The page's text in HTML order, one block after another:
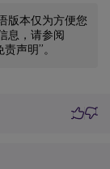
版本仅为方便您
息，请参阅
声明”。